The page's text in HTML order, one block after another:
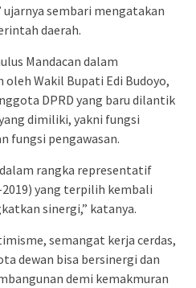
sembari mengatakan
daerah.
Mandacan dalam
Wakil Bupati Edi Budoyo,
DPRD yang baru dilantik
dimiliki, yakni fungsi
fungsi pengawasan.
rangka representatif
yang terpilih kembali
sinergi,” katanya.
semangat kerja cerdas,
dewan bisa bersinergi dan
demi kemakmuran